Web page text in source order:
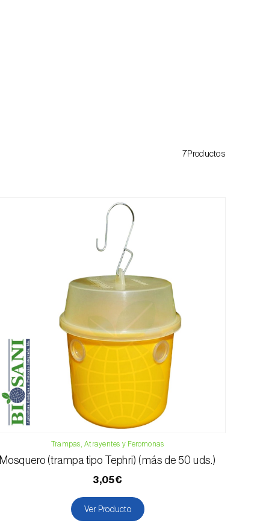
7Productos
Trampas, Atrayentes y Feromonas
Mosquero (trampa tipo Tephri) (más de 50 uds.)
3,05€
Ver Producto